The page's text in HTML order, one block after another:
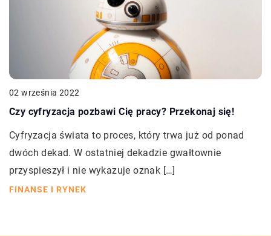
02 września 2022
Czy cyfryzacja pozbawi Cię pracy? Przekonaj się!
Cyfryzacja świata to proces, który trwa już od ponad
dwóch dekad. W ostatniej dekadzie gwałtownie
przyspieszył i nie wykazuje oznak […]
FINANSE I RYNEK